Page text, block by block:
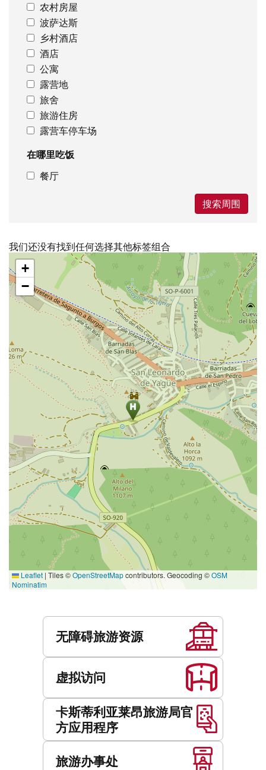
农村房屋
波萨达斯
乡村酒店
酒店
公寓
露营地
旅舍
旅游住房
露营车停车场
在哪里吃饭
餐厅
搜索周围
我们还没有找到任何选择其他标签组合
跳
过
地
图
+
−
Leaflet | Tiles ©OpenStreetMapcontributors. Geocoding ©OSM
Nominatim
无障碍旅游资源
虚拟访问
卡斯蒂利亚莱昂旅游局官
方应用程序
旅游办事处